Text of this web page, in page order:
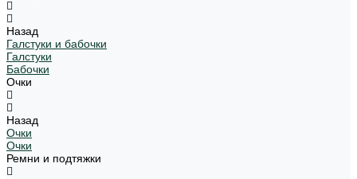
Назад
Галстуки и бабочки
Галстуки
Бабочки
Очки
Назад
Очки
Очки
Ремни и подтяжки